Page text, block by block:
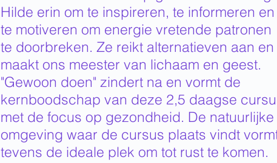
Hilde erin om te inspireren, te informeren en
te motiveren om energie vretende patronen
te doorbreken. Ze reikt alternatieven aan en
maakt ons meester van lichaam en geest.
"Gewoon doen" zindert na en vormt de
kernboodschap van deze 2,5 daagse
met de focus op gezondheid. De natuurlijke
omgeving waar de cursus plaats vindt
tevens de ideale plek om tot rust te komen.